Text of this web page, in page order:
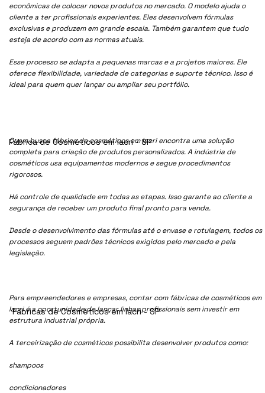
econômicas de colocar novos produtos no mercado. O modelo ajuda o
cliente a ter profissionais experientes. Eles desenvolvem fórmulas
exclusivas e produzem em grande escala. Também garantem que tudo
esteja de acordo com as normas atuais.
Esse processo se adapta a pequenas marcas e a projetos maiores. Ele
oferece flexibilidade, variedade de categorias e suporte técnico. Isso é
ideal para quem quer lançar ou ampliar seu portfólio.
Quem busca fábrica de cosméticos em Iacri encontra uma solução
completa para criação de produtos personalizados. A indústria de
cosméticos usa equipamentos modernos e segue procedimentos
rigorosos.
Há controle de qualidade em todas as etapas. Isso garante ao cliente a
segurança de receber um produto final pronto para venda.
Desde o desenvolvimento das fórmulas até o envase e rotulagem, todos os
processos seguem padrões técnicos exigidos pelo mercado e pela
legislação.
Para empreendedores e empresas, contar com fábricas de cosméticos em
Iacri é a oportunidade de lançar linhas profissionais sem investir em
estrutura industrial própria.
A terceirização de cosméticos possibilita desenvolver produtos como:
shampoos
condicionadores
Fábrica de Cosméticos em Iacri - SP
Fábricas de Cosméticos em Iacri - SP